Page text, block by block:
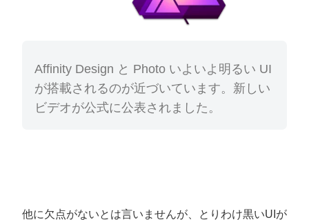
Affinity Design と Photo いよいよ明るい UI
が搭載されるのが近づいています。新しい
ビデオが公式に公表されました。
他に欠点がないとは言いませんが、とりわけ黒いUIが